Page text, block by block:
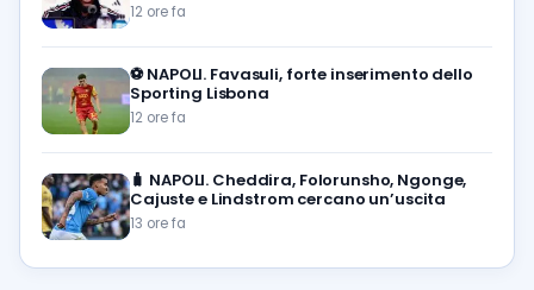
12 ore fa
⚽️ NAPOLI. Favasuli, forte inserimento dello
Sporting Lisbona
12 ore fa
🧳 NAPOLI. Cheddira, Folorunsho, Ngonge,
Cajuste e Lindstrom cercano un’uscita
13 ore fa